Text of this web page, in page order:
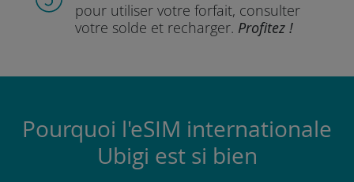
pour utiliser votre forfait, consulter
votre solde et recharger. Profitez !
Pourquoi l'eSIM internationale
Ubigi est si bien